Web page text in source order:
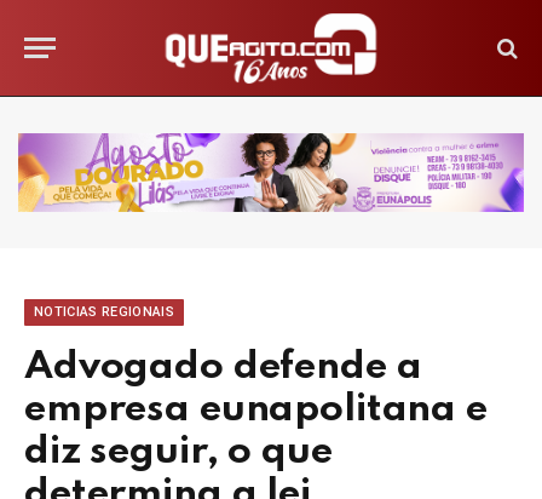
NOTICIAS REGIONAIS
Advogado defende a
empresa eunapolitana e
diz seguir, o que